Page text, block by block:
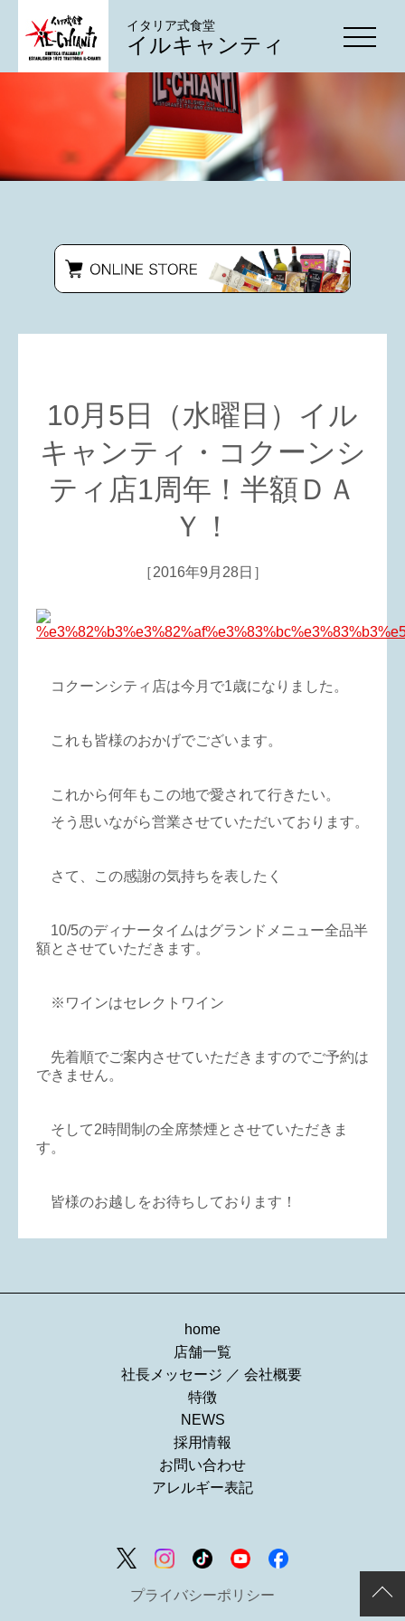
イタリア式食堂
イルキャンティ
10月5日（水曜日）イル
キャンティ・コクーンシ
ティ店1周年！半額ＤＡ
Ｙ！
［2016年9月28日］
コクーンシティ店は今月で1歳になりました。
これも皆様のおかげでございます。
これから何年もこの地で愛されて行きたい。
そう思いながら営業させていただいております。
さて、この感謝の気持ちを表したく
10/5のディナータイムはグランドメニュー全品半
額とさせていただきます。
※ワインはセレクトワイン
先着順でご案内させていただきますのでご予約は
できません。
そして2時間制の全席禁煙とさせていただきま
す。
皆様のお越しをお待ちしております！
home
店舗一覧
社長メッセージ ／ 会社概要
特徴
NEWS
採用情報
お問い合わせ
アレルギー表記
プライバシーポリシー